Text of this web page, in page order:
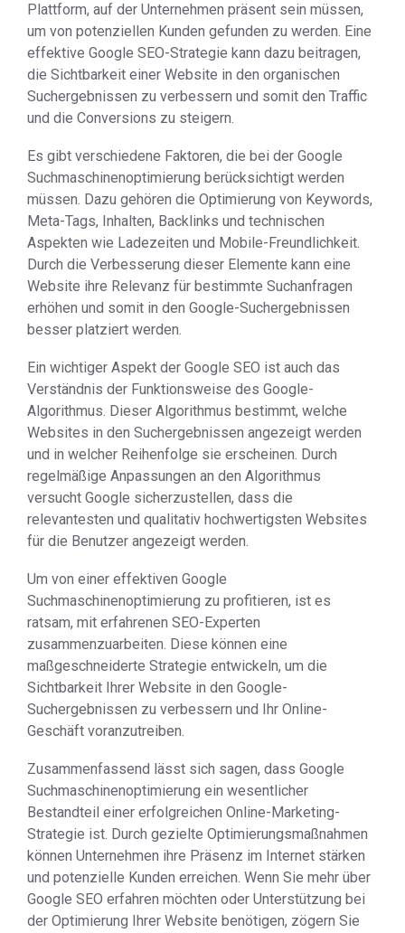
Plattform, auf der Unternehmen präsent sein müssen,
um von potenziellen Kunden gefunden zu werden. Eine
effektive Google SEO-Strategie kann dazu beitragen,
die Sichtbarkeit einer Website in den organischen
Suchergebnissen zu verbessern und somit den Traffic
und die Conversions zu steigern.
Es gibt verschiedene Faktoren, die bei der Google
Suchmaschinenoptimierung berücksichtigt werden
müssen. Dazu gehören die Optimierung von Keywords,
Meta-Tags, Inhalten, Backlinks und technischen
Aspekten wie Ladezeiten und Mobile-Freundlichkeit.
Durch die Verbesserung dieser Elemente kann eine
Website ihre Relevanz für bestimmte Suchanfragen
erhöhen und somit in den Google-Suchergebnissen
besser platziert werden.
Ein wichtiger Aspekt der Google SEO ist auch das
Verständnis der Funktionsweise des Google-
Algorithmus. Dieser Algorithmus bestimmt, welche
Websites in den Suchergebnissen angezeigt werden
und in welcher Reihenfolge sie erscheinen. Durch
regelmäßige Anpassungen an den Algorithmus
versucht Google sicherzustellen, dass die
relevantesten und qualitativ hochwertigsten Websites
für die Benutzer angezeigt werden.
Um von einer effektiven Google
Suchmaschinenoptimierung zu profitieren, ist es
ratsam, mit erfahrenen SEO-Experten
zusammenzuarbeiten. Diese können eine
maßgeschneiderte Strategie entwickeln, um die
Sichtbarkeit Ihrer Website in den Google-
Suchergebnissen zu verbessern und Ihr Online-
Geschäft voranzutreiben.
Zusammenfassend lässt sich sagen, dass Google
Suchmaschinenoptimierung ein wesentlicher
Bestandteil einer erfolgreichen Online-Marketing-
Strategie ist. Durch gezielte Optimierungsmaßnahmen
können Unternehmen ihre Präsenz im Internet stärken
und potenzielle Kunden erreichen. Wenn Sie mehr über
Google SEO erfahren möchten oder Unterstützung bei
der Optimierung Ihrer Website benötigen, zögern Sie